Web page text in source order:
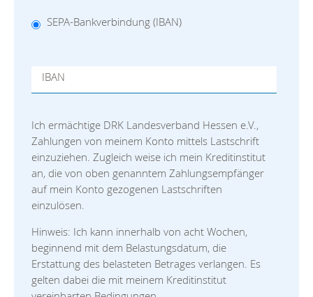
SEPA-Bankverbindung (IBAN)
IBAN
Ich ermächtige DRK Landesverband Hessen e.V.,
Zahlungen von meinem Konto mittels Lastschrift
einzuziehen. Zugleich weise ich mein Kreditinstitut
an, die von oben genanntem Zahlungsempfänger
auf mein Konto gezogenen Lastschriften
einzulösen.
Hinweis: Ich kann innerhalb von acht Wochen,
beginnend mit dem Belastungsdatum, die
Erstattung des belasteten Betrages verlangen. Es
gelten dabei die mit meinem Kreditinstitut